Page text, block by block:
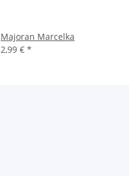
Majoran Marcelka
2,99 € *